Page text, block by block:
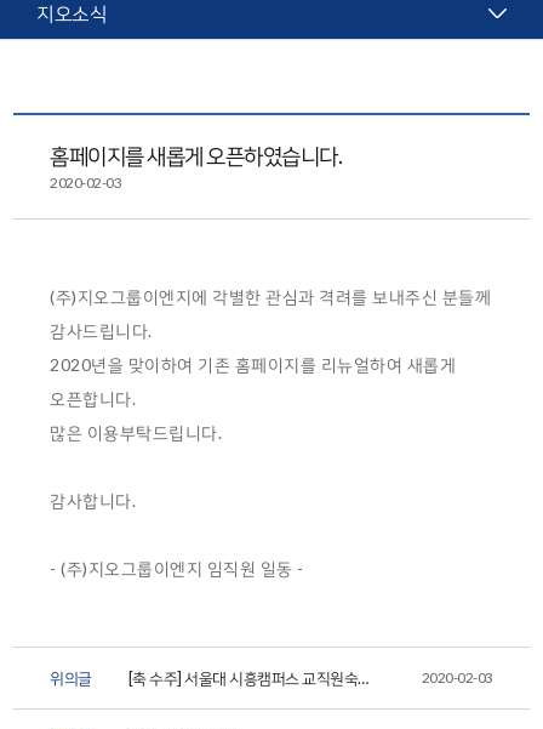
지오소식
홈페이지를 새롭게 오픈하였습니다.
2020-02-03
(주)지오그룹이엔지에 각별한 관심과 격려를 보내주신 분들께
감사드립니다.
2020년을 맞이하여 기존 홈페이지를 리뉴얼하여 새롭게
오픈합니다.
많은 이용부탁드립니다.
감사합니다.
- (주)지오그룹이엔지 임직원 일동 -
위의글
[축 수주] 서울대 시흥캠퍼스 교직원숙소
토목설계
2020-02-03